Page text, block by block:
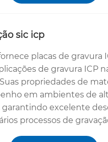
sic icp
placas de gravura
de gravura ICP
propriedades de
em ambientes de
garantindo excelente
processos de